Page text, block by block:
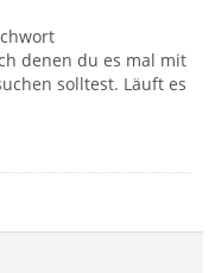
denen du es mal mit
solltest. Läuft es